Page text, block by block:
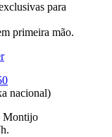
para
primeira mão.
nacional)
Montijo